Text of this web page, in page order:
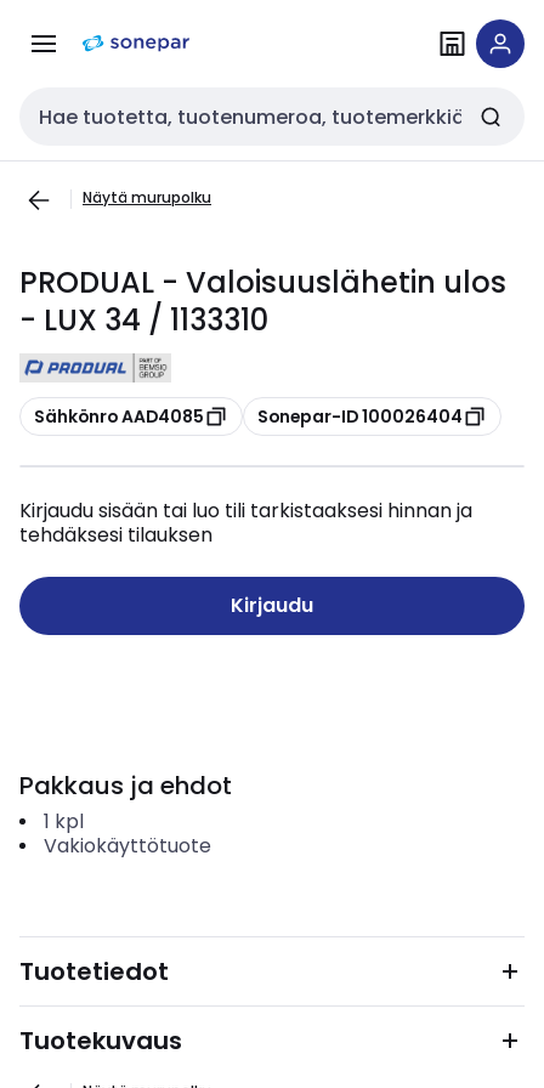
navigointiinsisältöön
Haku
Näytä murupolku
PRODUAL - Valoisuuslähetin ulos
- LUX 34 / 1133310
Kopioi
Sähkönro AAD4085 Kopioi
Sonepar-ID 100026404
Kirjaudu sisään tai luo tili tarkistaaksesi hinnan ja
tehdäksesi tilauksen
Kirjaudu
Pakkaus ja ehdot
1 kpl
Vakiokäyttötuote
Tuotetiedot
Tuotekuvaus